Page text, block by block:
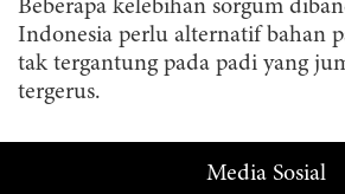
Beberapa kelebihan sorgum
Indonesia perlu alternatif bahan
tak tergantung pada padi yang
tergerus.
Media Sosial